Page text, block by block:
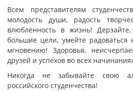
Всем представителям
молодость души, радость
влюблённость в жизнь!
большие цели, умейте
мгновению! Здоровья,
друзей и успехов во всех
Никогда не забывайте свою
российского студенчества!